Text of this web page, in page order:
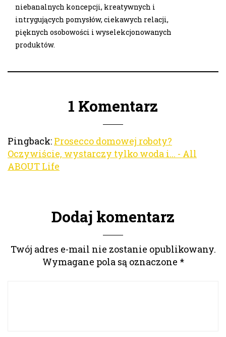
niebanalnych koncepcji, kreatywnych i
intrygujących pomysłów, ciekawych relacji,
pięknych osobowości i wyselekcjonowanych
produktów.
1 Komentarz
Pingback: Prosecco domowej roboty?
Oczywiście, wystarczy tylko woda i... - All
ABOUT Life
Dodaj komentarz
Twój adres e-mail nie zostanie opublikowany.
Wymagane pola są oznaczone *